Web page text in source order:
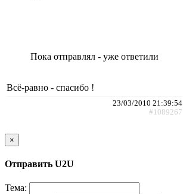
Пока отправлял - уже ответили
Всё-равно - спасибо !
23/03/2010 21:39:54
#1089267
×
Отправить U2U
Тема: